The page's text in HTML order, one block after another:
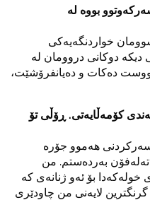
بووە لە
خواردنگەیەکی
دیکە دوکانی دروومان لە
دەکات و دەیانفرۆشێت،
کۆمەڵایەتی. ڕۆڵی تۆ
هەموو جۆرە
بەردەستم. من
خولەکەدا بۆ ئەو ژنانەی کە
گرنگترین لایەنی من چاودێری